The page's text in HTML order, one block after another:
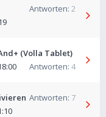
Antworten: 2
(Volla Tablet)
Antworten: 4
Antworten: 7